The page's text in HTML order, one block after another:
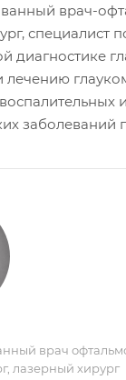
врач-
специалист
диагностике
лечению
и
заболеваний
врач
лазерный хирург